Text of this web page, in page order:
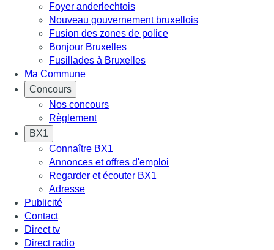
Foyer anderlechtois
Nouveau gouvernement bruxellois
Fusion des zones de police
Bonjour Bruxelles
Fusillades à Bruxelles
Ma Commune
Concours
Nos concours
Règlement
BX1
Connaître BX1
Annonces et offres d'emploi
Regarder et écouter BX1
Adresse
Publicité
Contact
Direct tv
Direct radio